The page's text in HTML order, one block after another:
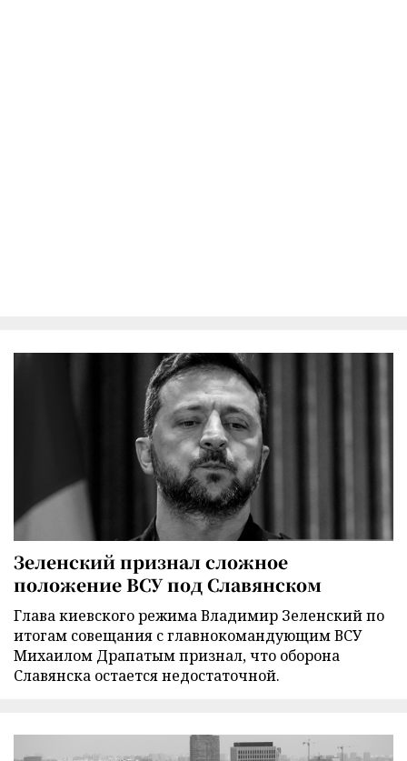
Зеленский признал сложное
положение ВСУ под Славянском
Глава киевского режима Владимир Зеленский по
итогам совещания с главнокомандующим ВСУ
Михаилом Драпатым признал, что оборона
Славянска остается недостаточной.